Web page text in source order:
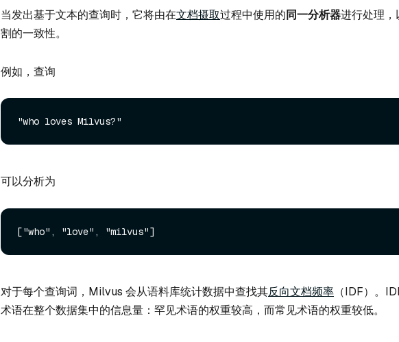
当发出基于文本的查询时，它将由在文档摄取过程中使用的同一分析器进行处理
割的一致性。
例如，查询
可以分析为
对于每个查询词，Milvus 会从语料库统计数据中查找其反向文档频率 （IDF）。
术语在整个数据集中的信息量：罕见术语的权重较高，而常见术语的权重较低。